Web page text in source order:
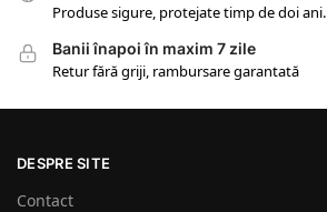
Produse sigure, protejate timp de doi ani.
Banii înapoi în maxim 7 zile
Retur fără griji, rambursare garantată
DESPRE SITE
Contact